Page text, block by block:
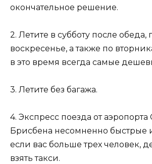
окончательное решение.
2. Летите в субботу после обеда,
воскресенье, а также по
в это время всегда самые
3. Летите без багажа.
4. Экспресс поезда от
Брисбена несомненно быстрые
если вас больше трех человек,
взять такси.